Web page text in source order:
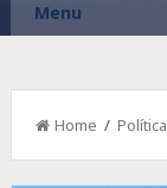
Menu
Home / Política